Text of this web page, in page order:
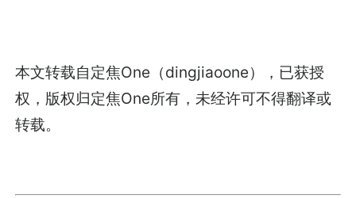
本文转载自定焦One（dingjiaoone），已获授
权，版权归定焦One所有，未经许可不得翻译或
转载。